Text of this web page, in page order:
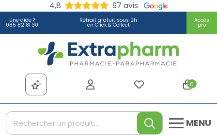
4,8 97 avis
Une aide ?
085 82 81 30
Retrait gratuit sous 2h
en Click & Collect
Accès
pro
Extrapharm Votre
0
MENU